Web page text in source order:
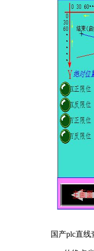
国产plc直线